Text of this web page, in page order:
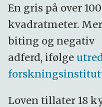
En gris på over
kvadratmeter.
biting og negativ
adferd, ifølge
Loven tillater 18